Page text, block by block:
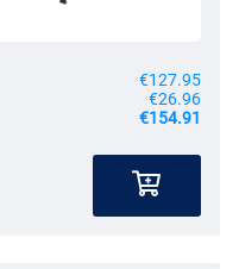
€127.95
€26.96
€154.91